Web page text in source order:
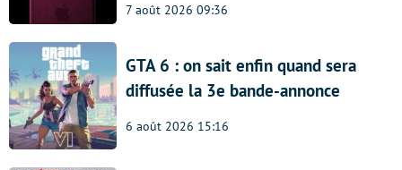
7 août 2026 09:36
GTA 6 : on sait enfin quand sera
diffusée la 3e bande-annonce
6 août 2026 15:16